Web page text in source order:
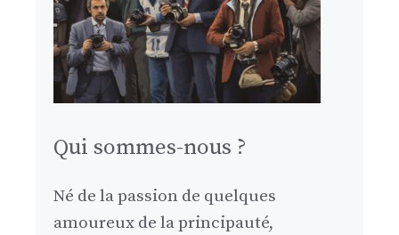
Qui sommes-nous ?
Né de la passion de quelques
amoureux de la principauté,